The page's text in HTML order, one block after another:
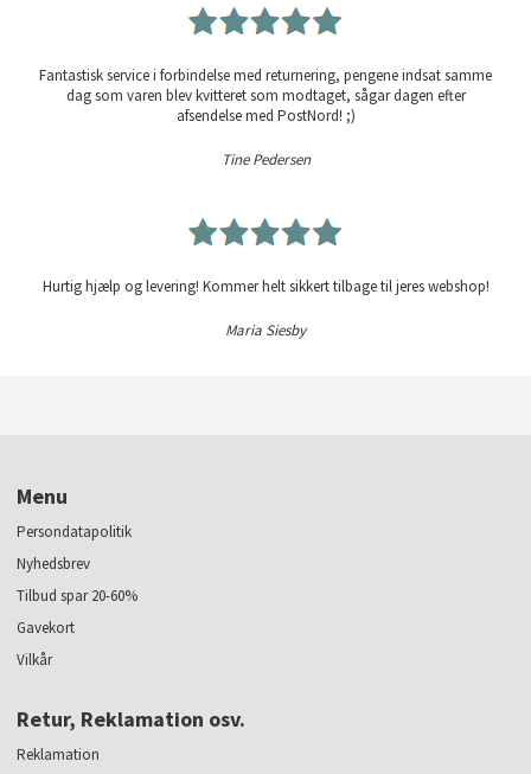
Fantastisk service i forbindelse med returnering, pengene indsat samme
dag som varen blev kvitteret som modtaget, sågar dagen efter
afsendelse med PostNord! ;)
Tine Pedersen
Hurtig hjælp og levering! Kommer helt sikkert tilbage til jeres webshop!
Maria Siesby
Menu
Persondatapolitik
Nyhedsbrev
Tilbud spar 20-60%
Gavekort
Vilkår
Retur, Reklamation osv.
Reklamation